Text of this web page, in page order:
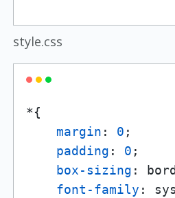
style.css
*{
margin : 0 ;
padding : 0 ;
box-sizing :
font-family :